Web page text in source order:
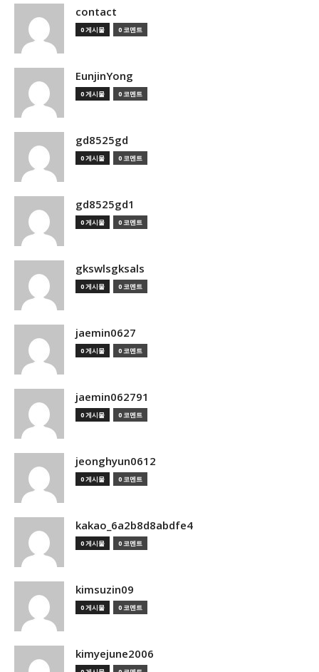
contact
0 게시물 0 코멘트
EunjinYong
0 게시물 0 코멘트
gd8525gd
0 게시물 0 코멘트
gd8525gd1
0 게시물 0 코멘트
gkswlsgksals
0 게시물 0 코멘트
jaemin0627
0 게시물 0 코멘트
jaemin062791
0 게시물 0 코멘트
jeonghyun0612
0 게시물 0 코멘트
kakao_6a2b8d8abdfe4
0 게시물 0 코멘트
kimsuzin09
0 게시물 0 코멘트
kimyejune2006